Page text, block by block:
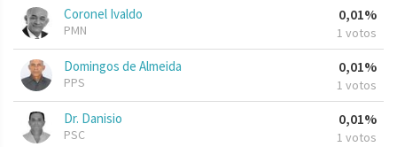
Coronel Ivaldo
PMN
0,01%
1 votos
Domingos de Almeida
PPS
0,01%
1 votos
Dr. Danisio
PSC
0,01%
1 votos